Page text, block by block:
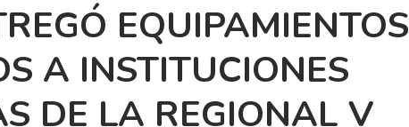
EQUIPAMIENTOS
A INSTITUCIONES
DE LA REGIONAL V